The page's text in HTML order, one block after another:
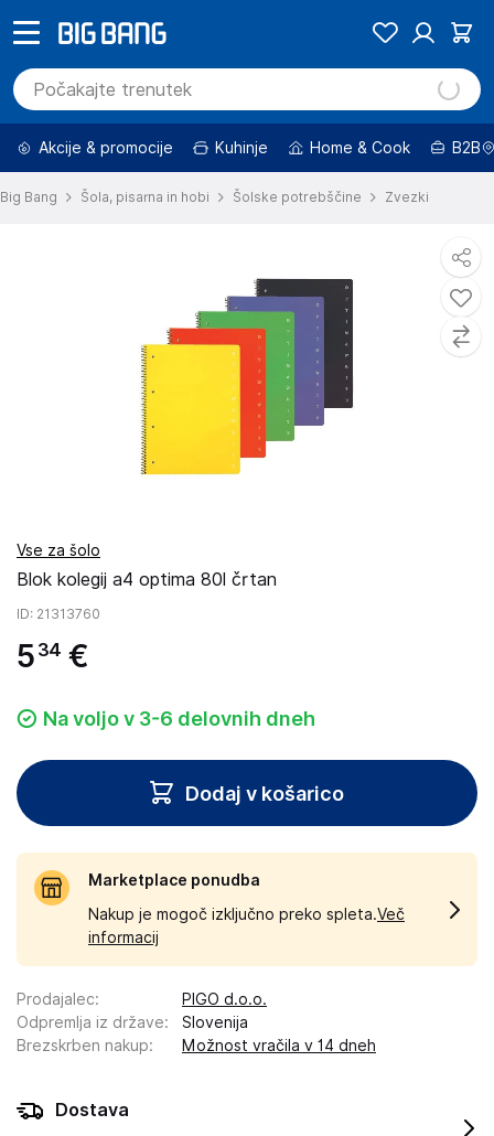
Akcije & promocije Kuhinje Home & Cook B2B
Big Bang Šola, pisarna in hobi Šolske potrebščine Zvezki
Vse za šolo
Blok kolegij a4 optima 80l črtan
ID: 21313760
5 34 €
Na voljo v 3-6 delovnih dneh
Dodaj v košarico
Marketplace ponudba
Nakup je mogoč izključno preko spleta.Več
informacij
Prodajalec:
PIGO d.o.o.
Odpremlja iz države:
Slovenija
Brezskrben nakup: Možnost vračila v 14 dneh
Dostava